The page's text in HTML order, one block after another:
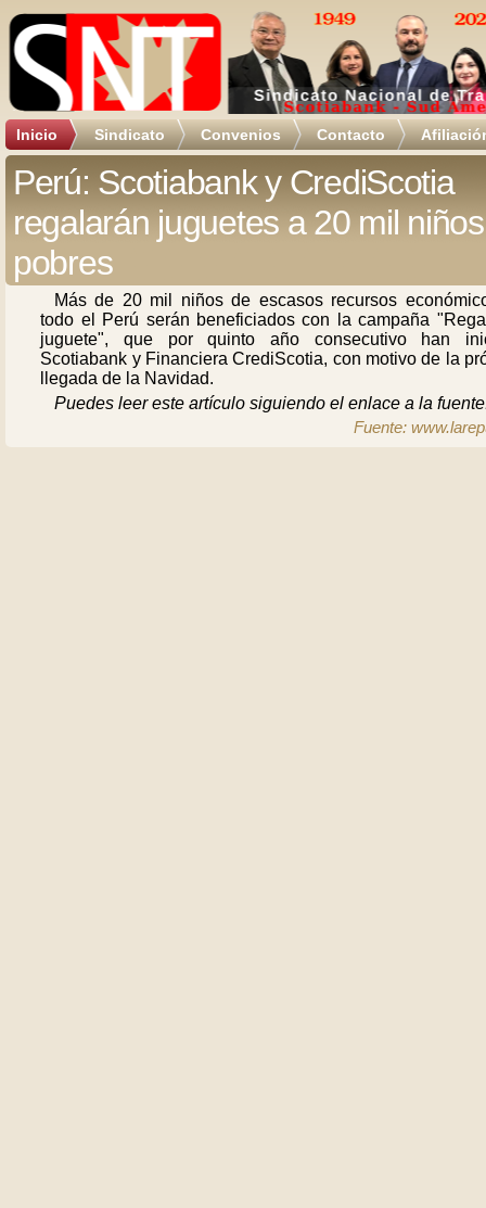
Inicio Sindicato Convenios Contacto
Perú: Scotiabank y CrediScotia
regalarán juguetes a 20 mil niños
pobres
Más de 20 mil niños de escasos recursos
todo el Perú serán beneficiados con la campaña
juguete", que por quinto año consecutivo han
Scotiabank y Financiera CrediScotia, con motivo de la
llegada de la Navidad.
Puedes leer este artículo siguiendo el enlace a la
Fuente: